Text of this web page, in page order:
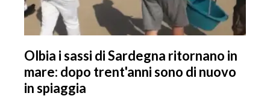
Olbia i sassi di Sardegna ritornano in
mare: dopo trent'anni sono di nuovo
in spiaggia